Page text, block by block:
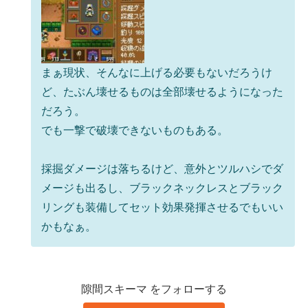
まぁ現状、そんなに上げる必要もないだろうけ
ど、たぶん壊せるものは全部壊せるようになった
だろう。
でも一撃で破壊できないものもある。
採掘ダメージは落ちるけど、意外とツルハシでダ
メージも出るし、ブラックネックレスとブラック
リングも装備してセット効果発揮させるでもいい
かもなぁ。
隙間スキーマ をフォローする